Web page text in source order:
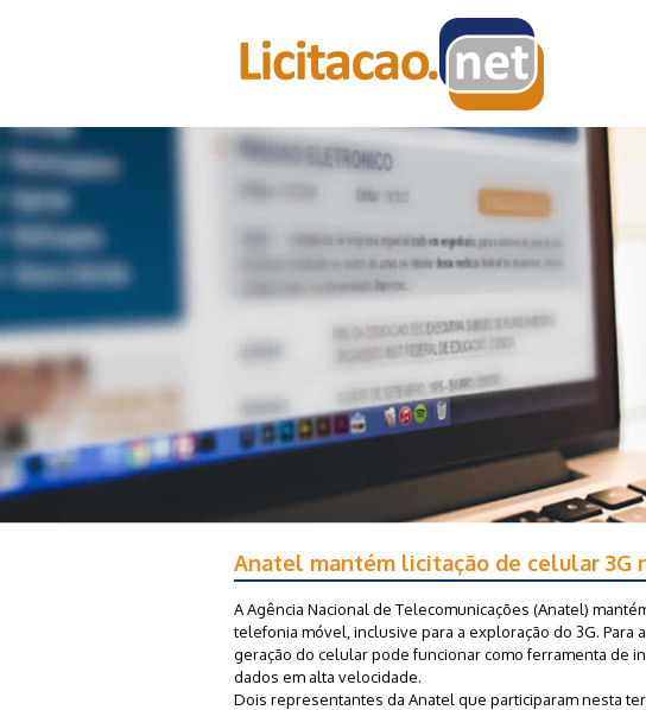
Anatel mantém licitação de celular 3G
A Agência Nacional de Telecomunicações (Anatel)
telefonia móvel, inclusive para a exploração do 3G. Para
geração do celular pode funcionar como ferramenta de
dados em alta velocidade.
Dois representantes da Anatel que participaram nesta